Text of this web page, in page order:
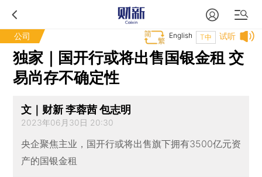
公司 试听
T中
English
独家｜国开行或将出售国银金租 交
易尚存不确定性
文｜财新 李蓉茜 包志明
2023年06月30日 20:30
央企聚焦主业，国开行或将出售旗下拥有3500亿元资
产的国银金租